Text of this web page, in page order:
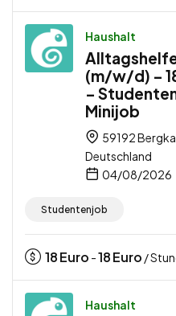
Haushalt
(m/w/d) –
–
Minijob
59192
Deutschland
04/08/2026
Studentenjob
18Euro -18Euro /
Haushalt